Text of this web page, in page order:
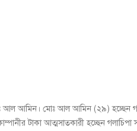
আল আমিন। মোঃ আল আমিন (২৯) হচ্ছেন
টাকা আত্মসাতকারী হচ্ছেন